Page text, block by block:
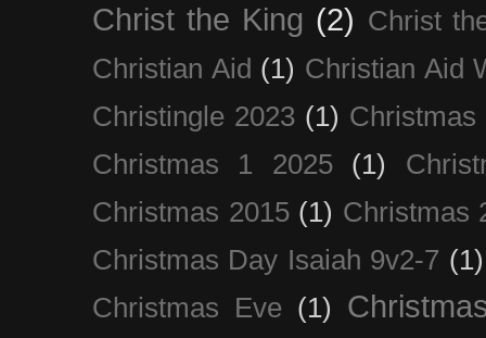
Christ the King (2) Christ
Christian Aid (1) Christian Aid
Christingle 2023 (1) Christmas
Christmas 1 2025
(1)
Christmas 2015 (1) Christmas
Christmas Day Isaiah 9v2-7 (1)
Christmas Eve (1)